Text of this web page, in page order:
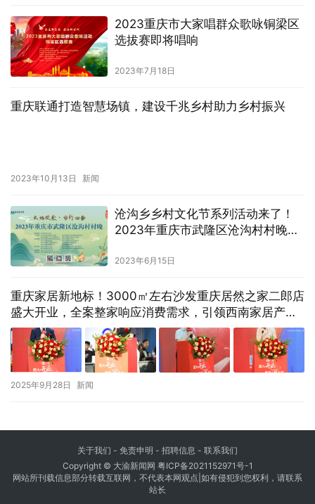
2023重庆市大家唱群众歌咏铜梁区
选拔赛即将唱响
2023年7月18日
重庆联通打造智慧场镇，建设千兆乡村助力乡村振兴
2023年10月13日 新闻
沧沟乡乡村文化节系列活动来了！
2023年重庆市武隆区沧沟村村晚等
2023年6月15日
重庆家居新地标！3000㎡左右沙发重庆居然之家二郎店
盛大开业，全案整家响应消费需求，引领西南家居产业
升级
2025年9月28日 新闻
关于我们 - 免责申明 - 招聘信息 - 联系我们
Copyright © 大渝新闻网 粤ICP备2021152971号-1
网站所刊载信息部分转载互联网，不代表本网观点|如有侵犯到您权利，请联系
站长